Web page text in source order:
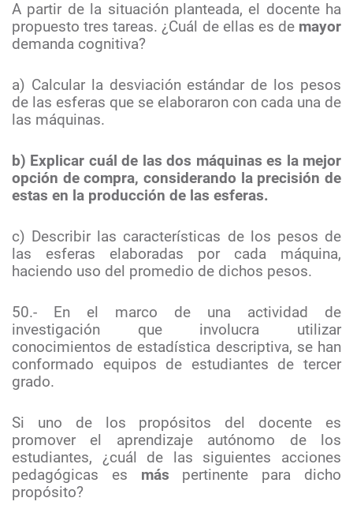
A partir de la situación planteada, el docente ha
propuesto tres tareas. ¿Cuál de ellas es de mayor
demanda cognitiva?
a) Calcular la desviación estándar de los pesos
de las esferas que se elaboraron con cada una de
las máquinas.
b) Explicar cuál de las dos máquinas es la mejor
opción de compra, considerando la precisión de
estas en la producción de las esferas.
c) Describir las características de los pesos de
las esferas elaboradas por cada máquina,
haciendo uso del promedio de dichos pesos.
50.- En el marco de una actividad de
investigación que involucra utilizar
conocimientos de estadística descriptiva, se han
conformado equipos de estudiantes de tercer
grado.
Si uno de los propósitos del docente es
promover el aprendizaje autónomo de los
estudiantes, ¿cuál de las siguientes acciones
pedagógicas es más pertinente para dicho
propósito?